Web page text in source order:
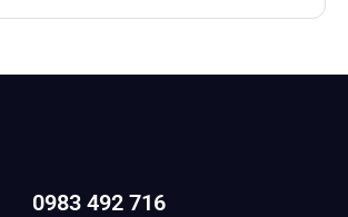
0983 492 716